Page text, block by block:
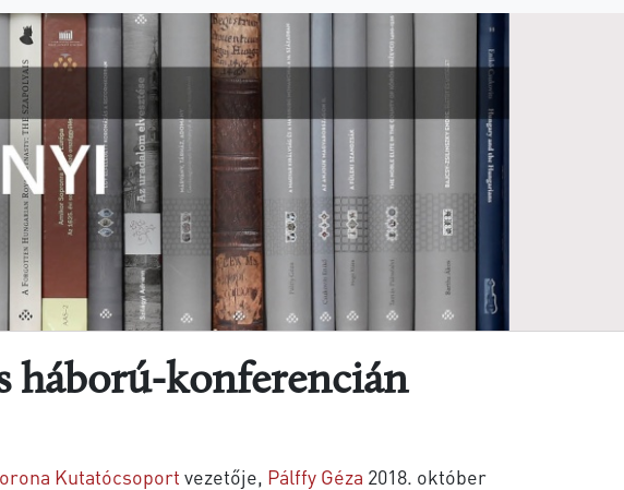
háború-konferencián
Kutatócsoport vezetője, Pálffy Géza 2018. október